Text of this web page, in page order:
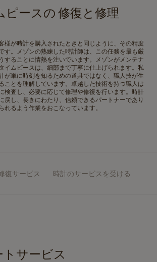
ピースの 修復と修理
様が時計を購入されたときと同じように、その精度
す。メゾンの熟練した時計師は、この任務を最も厳
することに情熱を注いでいます。メゾンがメンテナ
イムピースは、細部まで丁寧に仕上げられます。私
が単に時刻を知るための道具ではなく、職人技が生
ことを理解しています。卓越した技術を持つ職人は
検査し、必要に応じて修理や修復を行います。時計
戻し、長きにわたり、信頼できるパートナーであり
れるよう作業をおこなっています。
復サービス 時計のサービスを受ける
サービス